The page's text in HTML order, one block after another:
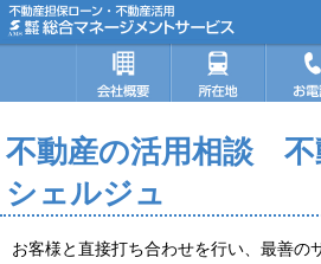
不動産の活用相談 不
シェルジュ
お客様と直接打ち合わせを行い、最善の